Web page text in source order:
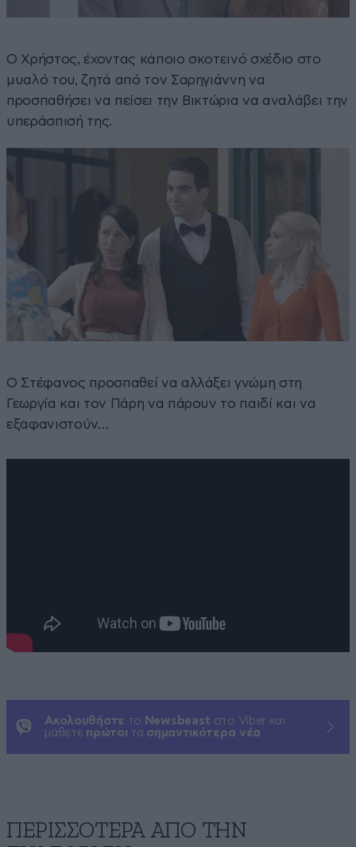
Ο Χρήστος, έχοντας κάποιο σκοτεινό σχέδιο στο
μυαλό του, ζητά από τον Σαρηγιάννη να
προσπαθήσει να πείσει την Βικτώρια να αναλάβει την
υπεράσπισή της.
Ο Στέφανος προσπαθεί να αλλάξει γνώμη στη
Γεωργία και τον Πάρη να πάρουν το παιδί και να
εξαφανιστούν…
Ακολουθήστε το Newsbeast στο Viber και
μάθετε πρώτοι τα σημαντικότερα νέα
ΠΕΡΙΣΣΟΤΕΡΑ ΑΠΟ ΤΗΝ